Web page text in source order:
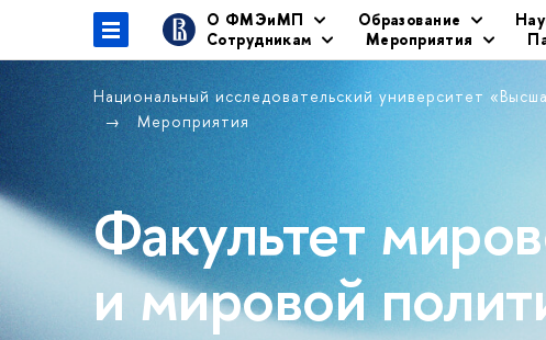
О ФМЭиМП Образование
Сотрудникам
Мероприятия
Национальный исследовательский университет
Мероприятия
Факультет
и мировой